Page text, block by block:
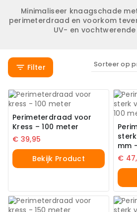
Minimaliseer knaagschade
perimeterdraad en voorkom
UV- en
Filter
Perimeterdraad voor
Kress – 100 meter
€ 39,95
Bekijk Product
mm
€